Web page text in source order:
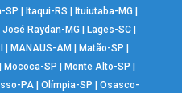
SP Itaqui-RS Ituiutaba-MG
José Raydan-MG Lages-SC|
MANAUS-AM Matão-SP
Mococa-SP Monte Alto-SP
PA |Olímpia-SP |Osasco-